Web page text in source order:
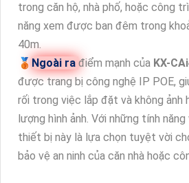
trong căn hộ, nhà phố, hoặc công
năng xem được ban đêm trong
40m.
🥉 Ngoài ra điểm mạnh của KX-
được trang bị công nghệ IP POE,
rối trong việc lắp đặt và không ảnh
lượng hình ảnh. Với những tính
thiết bị này là lựa chọn tuyệt vời
bảo vệ an ninh của căn nhà hoặc